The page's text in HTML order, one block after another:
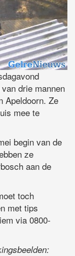
drie mannen
Apeldoorn. Ze
mee te
begin van de
ze
aan de
toch
met tips
via 0800-